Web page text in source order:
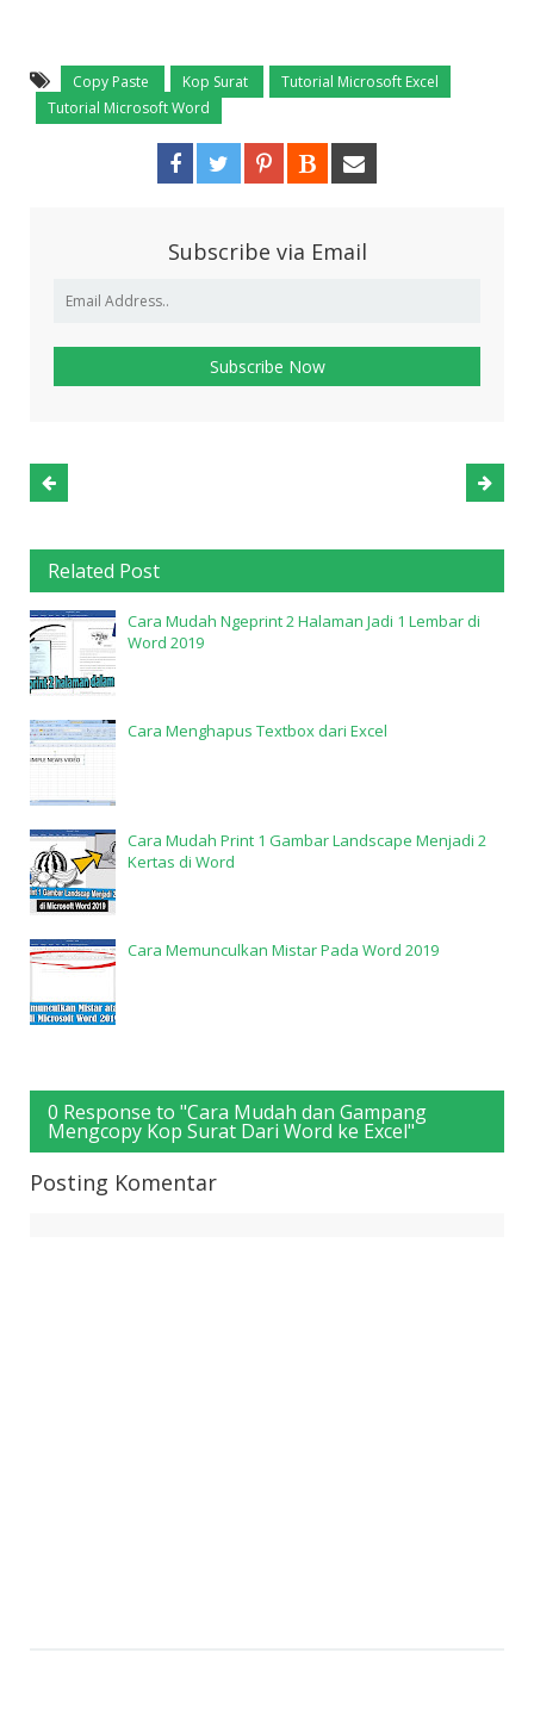
Copy Paste Kop Surat
Tutorial Microsoft Excel
Tutorial Microsoft Word
Subscribe via Email
Related Post
Cara Mudah Ngeprint 2 Halaman Jadi 1 Lembar di
Word 2019
Cara Menghapus Textbox dari Excel
Cara Mudah Print 1 Gambar Landscape Menjadi 2
Kertas di Word
Cara Memunculkan Mistar Pada Word 2019
0 Response to "Cara Mudah dan Gampang
Mengcopy Kop Surat Dari Word ke Excel"
Posting Komentar